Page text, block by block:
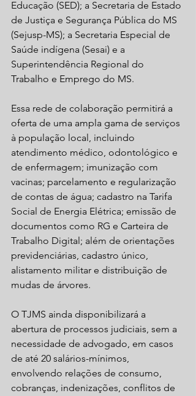
Educação (SED); a Secretaria de Estado
de Justiça e Segurança Pública do MS
(Sejusp-MS); a Secretaria Especial de
Saúde indígena (Sesai) e a
Superintendência Regional do
Trabalho e Emprego do MS.
Essa rede de colaboração permitirá a
oferta de uma ampla gama de serviços
à população local, incluindo
atendimento médico, odontológico e
de enfermagem; imunização com
vacinas; parcelamento e regularização
de contas de água; cadastro na Tarifa
Social de Energia Elétrica; emissão de
documentos como RG e Carteira de
Trabalho Digital; além de orientações
previdenciárias, cadastro único,
alistamento militar e distribuição de
mudas de árvores.
O TJMS ainda disponibilizará a
abertura de processos judiciais, sem a
necessidade de advogado, em casos
de até 20 salários-mínimos,
envolvendo relações de consumo,
cobranças, indenizações, conflitos de